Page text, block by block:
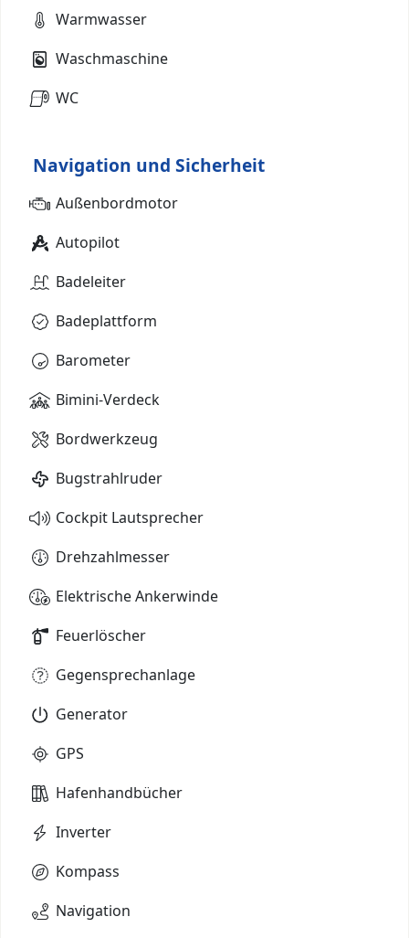
Warmwasser
Waschmaschine
WC
Navigation und Sicherheit
Außenbordmotor
Autopilot
Badeleiter
Badeplattform
Barometer
Bimini-Verdeck
Bordwerkzeug
Bugstrahlruder
Cockpit Lautsprecher
Drehzahlmesser
Elektrische Ankerwinde
Feuerlöscher
Gegensprechanlage
Generator
GPS
Hafenhandbücher
Inverter
Kompass
Navigation